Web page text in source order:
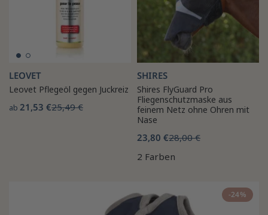
LEOVET
Leovet Pflegeöl gegen Juckreiz
ab 21,53 €25,49 €
SHIRES
Shires FlyGuard Pro
Fliegenschutzmaske aus
feinem Netz ohne Ohren mit
Nase
23,80 €28,00 €
2 Farben
-24%